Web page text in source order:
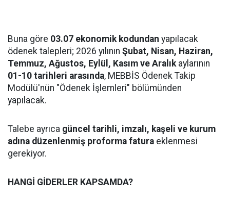
Buna göre 03.07 ekonomik kodundan yapılacak
ödenek talepleri; 2026 yılının Şubat, Nisan, Haziran,
Temmuz, Ağustos, Eylül, Kasım ve Aralıkaylarının
01-10 tarihleri arasında, MEBBİS Ödenek Takip
Modülü'nün "Ödenek İşlemleri" bölümünden
yapılacak.
Talebe ayrıca güncel tarihli, imzalı, kaşeli ve kurum
adına düzenlenmiş proforma fatura eklenmesi
gerekiyor.
HANGİ GİDERLER KAPSAMDA?